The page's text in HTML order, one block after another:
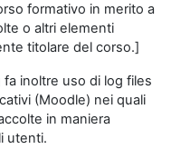
formativo in merito a
o altri elementi
titolare del corso.]
inoltre uso di log files
(Moodle) nei quali
in maniera
utenti.